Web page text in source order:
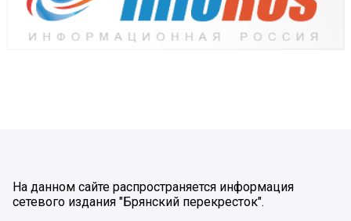
На данном сайте распространяется информация
сетевого издания "Брянский перекресток".